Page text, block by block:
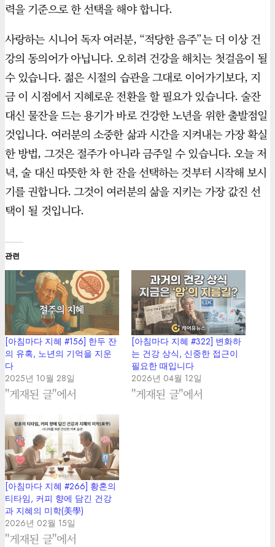
력을 기준으로 한 선택을 해야 합니다.
사랑하는 시니어 독자 여러분, “적당한 음주”는 더 이상 건
강의 동의어가 아닙니다. 오히려 건강을 해치는 첫걸음이 될
수 있습니다. 젊은 시절의 습관을 그대로 이어가기보다, 지
금 이 시점에서 지혜로운 전환을 할 필요가 있습니다. 술잔
대신 물잔을 드는 용기가 바로 건강한 노년을 위한 출발점일
것입니다. 여러분의 소중한 삶과 시간을 지켜내는 가장 확실
한 방법, 그것은 절주가 아니라 금주일 수 있습니다. 오늘 저
녁, 술 대신 따뜻한 차 한 잔을 선택하는 것부터 시작해 보시
기를 권합니다. 그것이 여러분의 삶을 지키는 가장 값진 선
택이 될 것입니다.
관련
[아침마다 지혜 #156] 한두 잔
의 유혹, 노년의 기억을 지운
다
2025년 10월 28일
"게재된 글"에서
[아침마다 지혜 #322] 변화하
는 건강 상식, 신중한 접근이
필요한 때입니다
2026년 04월 12일
"게재된 글"에서
[아침마다 지혜 #266] 황혼의
티타임, 커피 향에 담긴 건강
과 지혜의 미학(美學)
2026년 02월 15일
"게재된 글"에서